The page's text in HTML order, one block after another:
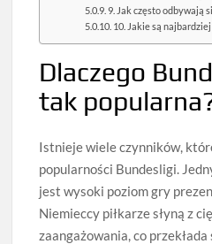
9. Jak często odbywają
10. Jakie są
Dlaczego
tak
Istnieje wiele czynników,
popularności Bundesligi.
jest wysoki poziom gry
Niemieccy piłkarze słyną z
zaangażowania, co